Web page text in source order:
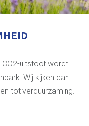
CO2-uitstoot wordt
Wij kijken dan
tot verduurzaming.